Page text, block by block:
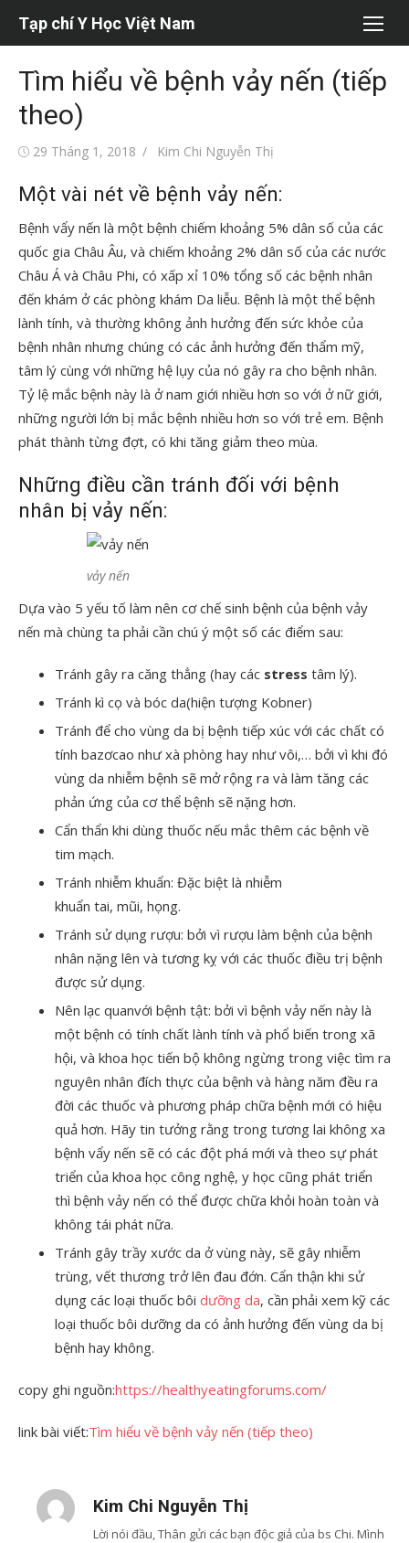
Tạp chí Y Học Việt Nam
Tìm hiểu về bệnh vảy nến (tiếp
theo)
Đăng29 Tháng 1, 2018
Tác
Kim Chi Nguyễn Thị
Một vài nét về bệnh vảy nến:
Bệnh vẩy nến là một bệnh chiếm khoảng 5% dân số của các
quốc gia Châu Âu, và chiếm khoảng 2% dân số của các nước
Châu Á và Châu Phi, có xấp xỉ 10% tổng số các bệnh nhân
đến khám ở các phòng khám Da liễu. Bệnh là một thể bệnh
lành tính, và thường không ảnh hưởng đến sức khỏe của
bệnh nhân nhưng chúng có các ảnh hưởng đến thẩm mỹ,
tâm lý cùng với những hệ lụy của nó gây ra cho bệnh nhân.
Tỷ lệ mắc bệnh này là ở nam giới nhiều hơn so với ở nữ giới,
những người lớn bị mắc bệnh nhiều hơn so với trẻ em. Bệnh
phát thành từng đợt, có khi tăng giảm theo mùa.
Những điều cần tránh đối với bệnh
nhân bị vảy nến:
vảy nến
Dựa vào 5 yếu tố làm nên cơ chế sinh bệnh của bệnh vảy
nến mà chùng ta phải cần chú ý một số các điểm sau:
Tránh gây ra căng thẳng (hay các stress tâm lý).
Tránh kì cọ và bóc da(hiện tượng Kobner)
Tránh để cho vùng da bị bệnh tiếp xúc với các chất có
tính bazơcao như xà phòng hay như vôi,… bởi vì khi đó
vùng da nhiễm bệnh sẽ mở rộng ra và làm tăng các
phản ứng của cơ thể bệnh sẽ nặng hơn.
Cẩn thẩn khi dùng thuốc nếu mắc thêm các bệnh về
tim mạch.
Tránh nhiễm khuẩn: Đặc biệt là nhiễm
khuẩn tai, mũi, họng.
Tránh sử dụng rượu: bởi vì rượu làm bệnh của bệnh
nhân nặng lên và tương kỵ với các thuốc điều trị bệnh
được sử dụng.
Nên lạc quanvới bệnh tật: bởi vì bệnh vảy nến này là
một bệnh có tính chất lành tính và phổ biến trong xã
hội, và khoa học tiến bộ không ngừng trong việc tìm ra
nguyên nhân đích thực của bệnh và hàng năm đều ra
đời các thuốc và phương pháp chữa bệnh mới có hiệu
quả hơn. Hãy tin tưởng rằng trong tương lai không xa
bệnh vẩy nến sẽ có các đột phá mới và theo sự phát
triển của khoa học công nghệ, y học cũng phát triển
thì bệnh vảy nến có thể được chữa khỏi hoàn toàn và
không tái phát nữa.
Tránh gây trầy xước da ở vùng này, sẽ gây nhiễm
trùng, vết thương trở lên đau đớn. Cẩn thận khi sử
dụng các loại thuốc bôi dưỡng da, cần phải xem kỹ các
loại thuốc bôi dưỡng da có ảnh hưởng đến vùng da bị
bệnh hay không.
copy ghi nguồn:https://healthyeatingforums.com/
link bài viết:Tìm hiểu về bệnh vảy nến (tiếp theo)
Kim Chi Nguyễn Thị
Lời nói đầu, Thân gửi các bạn độc giả của bs Chi. Mình